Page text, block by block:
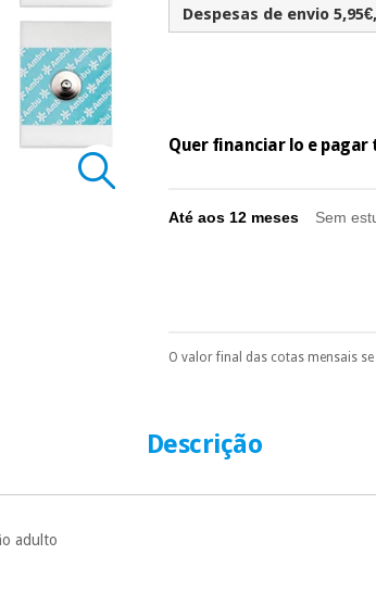
Despesas de envio
Quer financiar lo e
Até aos 12 meses Sem
Pode escolhê-lo no final do
É gratuito para si
prestações serão
O valor final das cotas mensais
Descrição
adulto